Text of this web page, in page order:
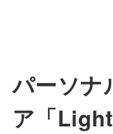
パーソナ
ア「